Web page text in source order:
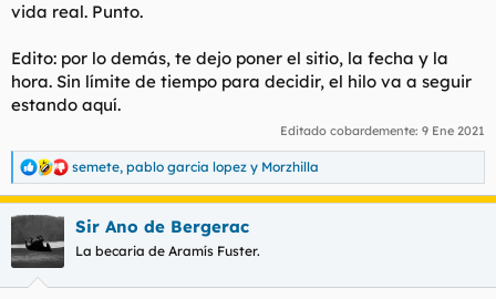
vida real. Punto.
Edito: por lo demás, te dejo poner el sitio, la fecha y la
hora. Sin límite de tiempo para decidir, el hilo va a seguir
estando aquí.
Editado cobardemente: 9 Ene 2021
R
e
a
c
i
semete, pablo garcia lopez y Morzhilla
Sir Ano de Bergerac
La becaria de Aramís Fuster.